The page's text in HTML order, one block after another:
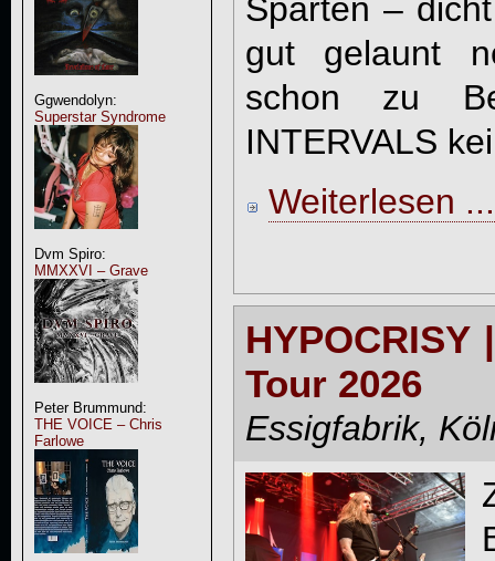
Ggwendolyn:
Superstar Syndrome
Dvm Spiro:
MMXXVI – Grave
Peter Brummund:
THE VOICE – Chris
Farlowe
Sparten –
gut gelaunt
schon zu
INTERVALS
Weiterlesen ...
Tour 2026
Essigfabrik,